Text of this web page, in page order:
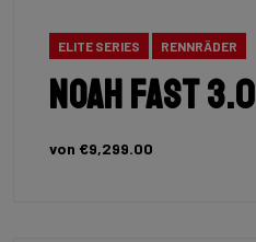
ELITE SERIES RENNRÄDER
Noah Fast 3.0
von €9,299.00